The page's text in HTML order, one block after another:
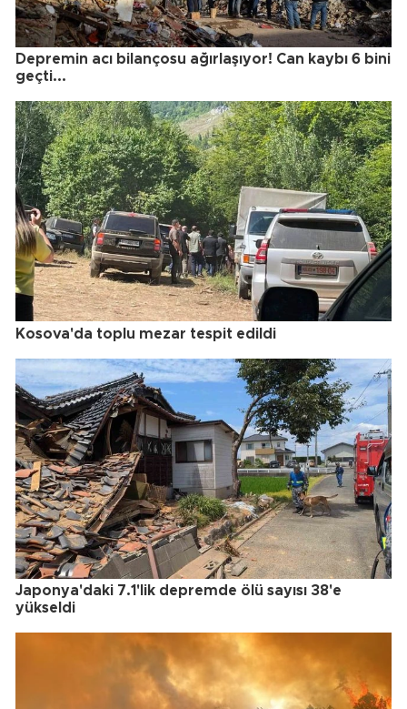
Depremin acı bilançosu ağırlaşıyor! Can kaybı 6 bini
geçti...
Kosova'da toplu mezar tespit edildi
Japonya'daki 7.1'lik depremde ölü sayısı 38'e
yükseldi